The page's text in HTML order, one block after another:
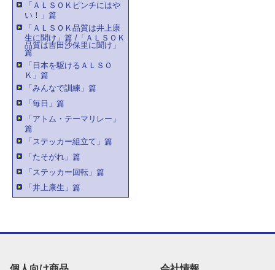
「ＡＬＳＯＫピンチにはや
い！」篇
「ＡＬＳＯＫ品質は井上康
生に聞け」篇 /「ＡＬＳＯＫ
品質は吉田沙保里に聞け」
篇
「日本を駆けるＡＬＳＯ
Ｋ」篇
「みんなで訓練」篇
「毎日」篇
「アトム・テーマリレー」
篇
「ステッカー組立て」篇
「たそがれ」篇
「ステッカー回転」篇
「井上康生」篇